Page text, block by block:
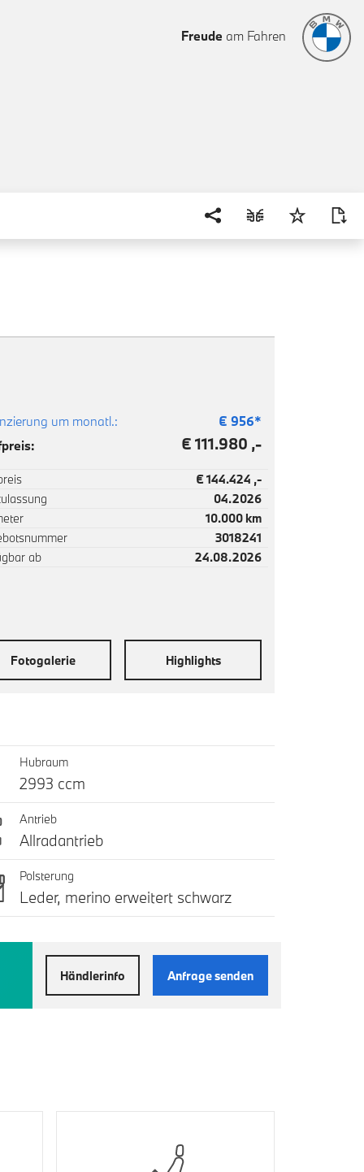
Freude am Fahren
um monatl.: € 956*
€ 111.980 ,-
€ 144.424 ,-
04.2026
10.000 km
3018241
ab
24.08.2026
Fotogalerie Highlights
Hubraum
2993 ccm
Antrieb
Allradantrieb
Polsterung
Leder, merino erweitert schwarz
Händlerinfo Anfrage senden